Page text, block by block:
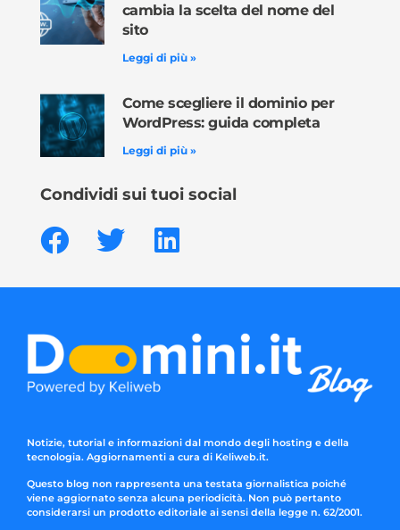
cambia la scelta del nome del
sito
Leggi di più »
Come scegliere il dominio per
WordPress: guida completa
Leggi di più »
Condividi sui tuoi social
Notizie, tutorial e informazioni dal mondo degli hosting e della
tecnologia. Aggiornamenti a cura di Keliweb.it.
Questo blog non rappresenta una testata giornalistica poiché
viene aggiornato senza alcuna periodicità. Non può pertanto
considerarsi un prodotto editoriale ai sensi della legge n. 62/2001.